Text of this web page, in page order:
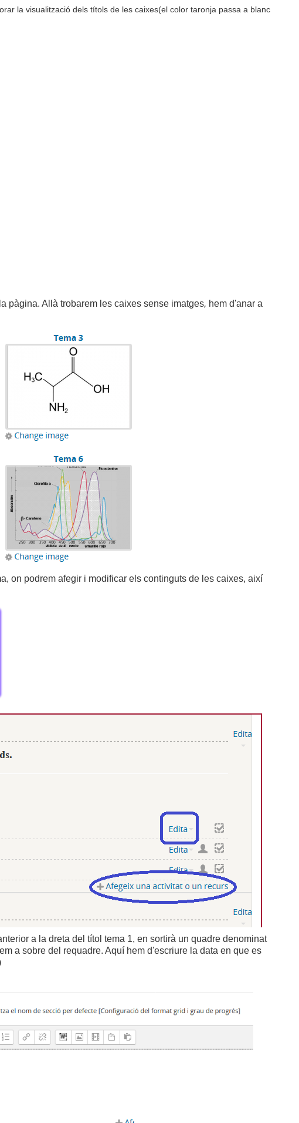
la visualització dels títols de les caixes(el color taronja passa a blanc
pàgina. Allà trobarem les caixes sense imatges, hem d'anar a
on podrem afegir i modificar els continguts de les caixes, així
a la dreta del títol tema 1, en sortirà un quadre denominat
a sobre del requadre. Aquí hem d'escriure la data en que es